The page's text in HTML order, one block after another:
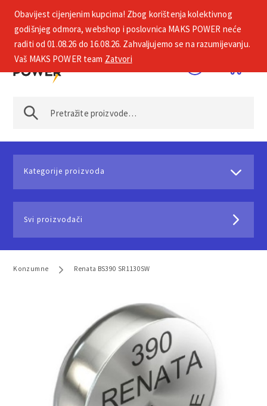
+385 1 2002 575
Kategorije proizvoda
Svi proizvođači
Konzumne Renata BS390 SR1130SW
Obavijest cijenjenim kupcima! Zbog korištenja kolektivnog
godišnjeg odmora, webshop i poslovnica MAKS POWER neće
raditi od 01.08.26 do 16.08.26. Zahvaljujemo se na razumijevanju.
Vaš MAKS POWER team Zatvori